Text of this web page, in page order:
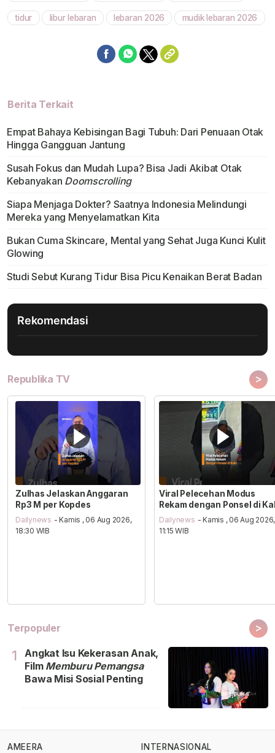
tidur libur lebaran lebaran 2026 mudik lebaran 2026
Berita Terkait
Empat Bahaya Kebisingan Bagi Tubuh: Dari Penuaan Otak
Hingga Gangguan Jantung
Susah Fokus dan Mudah Lupa? Bisa Jadi Akibat Otak
Kebanyakan Doomscrolling
Siapa Menjaga Dokter? Saatnya Indonesia Melindungi
Mereka yang Menyelamatkan Kita
Bukan Cuma Skincare, Mental yang Sehat Juga Kunci Kulit
Glowing
Studi Sebut Kurang Tidur Bisa Picu Kenaikan Berat Badan
Rekomendasi
Republika TV >
Zulhas Jelaskan Anggaran
Rp3 M per Kopdes
Dailynews - Kamis , 06 Aug 2026,
18:30 WIB
Viral Pelecehan Modus
Rekam dengan Ponsel di
Dailynews - Kamis , 06 Aug 2026,
11:15 WIB
Terpopuler >
1
Angkat Isu Kekerasan Anak,
Film Memburu Pemangsa
Bawa Misi Sosial Penting
AMEERA INTERNASIONAL